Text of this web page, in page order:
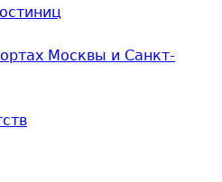
Москвы и Санкт-